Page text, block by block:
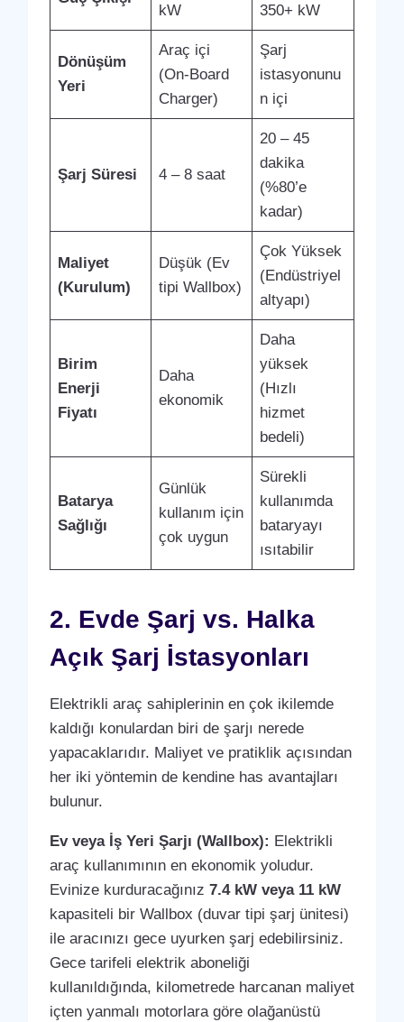
kW 350+ kW
Dönüşüm
Yeri
Araç içi
(On-Board
Charger)
Şarj
istasyonunu
n içi
Şarj Süresi 4 – 8 saat
20 – 45
dakika
(%80’e
kadar)
Maliyet
(Kurulum)
Düşük (Ev
tipi Wallbox)
Çok Yüksek
(Endüstriyel
altyapı)
Birim
Enerji
Fiyatı
Daha
ekonomik
Daha
yüksek
(Hızlı
hizmet
bedeli)
Batarya
Sağlığı
Günlük
kullanım için
çok uygun
Sürekli
kullanımda
bataryayı
ısıtabilir
2. Evde Şarj vs. Halka
Açık Şarj İstasyonları
Elektrikli araç sahiplerinin en çok ikilemde
kaldığı konulardan biri de şarjı nerede
yapacaklarıdır. Maliyet ve pratiklik açısından
her iki yöntemin de kendine has avantajları
bulunur.
Ev veya İş Yeri Şarjı (Wallbox): Elektrikli
araç kullanımının en ekonomik yoludur.
Evinize kurduracağınız 7.4 kW veya 11 kW
kapasiteli bir Wallbox (duvar tipi şarj ünitesi)
ile aracınızı gece uyurken şarj edebilirsiniz.
Gece tarifeli elektrik aboneliği
kullanıldığında, kilometrede harcanan maliyet
içten yanmalı motorlara göre olağanüstü